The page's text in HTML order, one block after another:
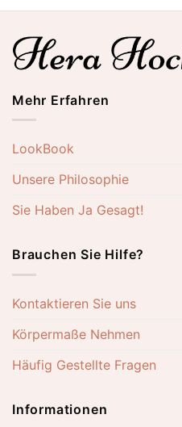
Mehr Erfahren
LookBook
Unsere Philosophie
Sie Haben Ja Gesagt!
Brauchen Sie Hilfe?
Kontaktieren Sie uns
Körpermaße Nehmen
Häufig Gestellte Fragen
Informationen